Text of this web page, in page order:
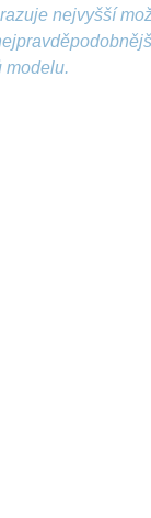
nejvyšší
modelu.